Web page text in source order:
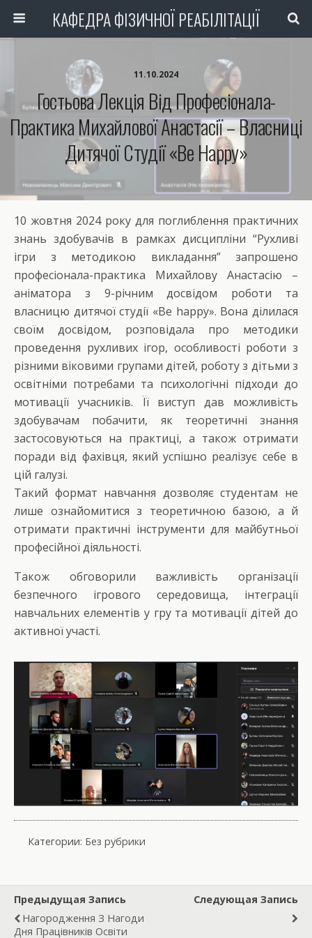
КАФЕДРА ФІЗИЧНОЇ РЕАБІЛІТАЦІЇ
11.10.2024
Гостьова Лекція Від Професіонала-
Практика Михайлової Анастасії – Власниці
Дитячої Студії «Be Happy»
10 жовтня 2024 року для поглиблення практичних
знань здобувачів в рамках дисципліни “Рухливі
ігри з методикою викладання” запрошено
професіонала-практика Михайлову Анастасію –
аніматора з 9-річним досвідом роботи та
власницю дитячої студії «Be happy». Вона ділилася
своїм досвідом, розповідала про методики
проведення рухливих ігор, особливості роботи з
різними віковими групами дітей, роботу з дітьми з
освітніми потребами та психологічні підходи до
мотивації учасників. Її виступ дав можливість
здобувачам побачити, як теоретичні знання
застосовуються на практиці, а також отримати
поради від фахівця, який успішно реалізує себе в
цій галузі.
Такий формат навчання дозволяє студентам не
лише ознайомитися з теоретичною базою, а й
отримати практичні інструменти для майбутньої
професійної діяльності.
Також обговорили важливість організації
безпечного ігрового середовища, інтеграції
навчальних елементів у гру та мотивації дітей до
активної участі.
Категории: Без рубрики
Предыдущая Запись
Нагородження З Нагоди
Дня Працівників Освіти
Следующая Запись